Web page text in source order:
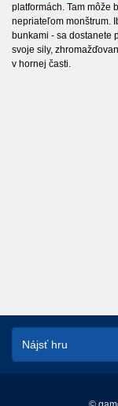
platformách. Tam môže
nepriateľom monštrum.
bunkami - sa dostanete
svoje sily,
v hornej časti.